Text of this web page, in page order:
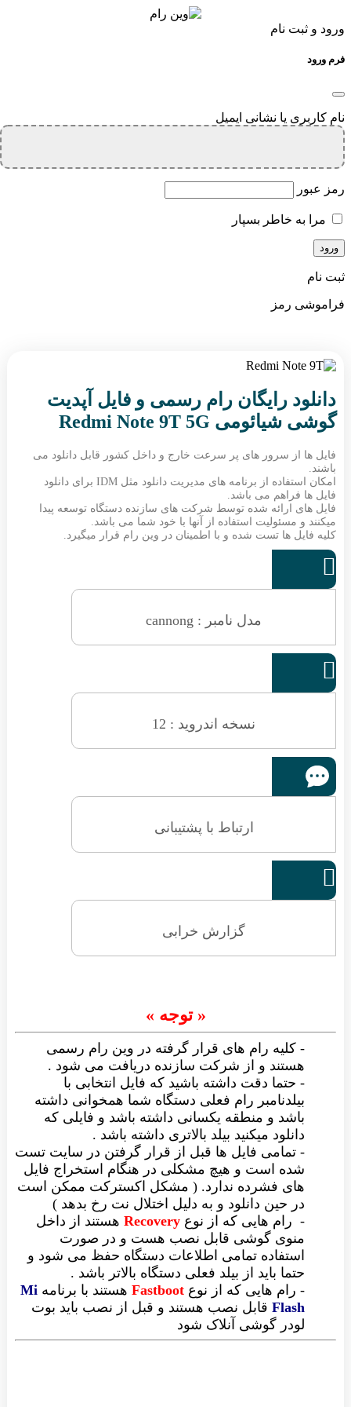
ورود و ثبت نام
فرم ورود
نام کاربری یا نشانی ایمیل
رمز عبور
مرا به خاطر بسپار
ثبت نام
فراموشی رمز
دانلود رایگان رام رسمی و فایل آپدیت
گوشی شیائومی Redmi Note 9T 5G
فایل ها از سرور های پر سرعت خارج و داخل کشور قابل دانلود می
باشند.
امکان استفاده از برنامه های مدیریت دانلود مثل IDM برای دانلود
فایل ها فراهم می باشد.
فایل های ارائه شده توسط شرکت های سازنده دستگاه توسعه پیدا
میکنند و مسئولیت استفاده از آنها با خود شما می باشد.
کلیه فایل ها تست شده و با اطمینان در وین رام قرار میگیرد.

مدل نامبر : cannong

نسخه اندروید : 12
ارتباط با پشتیبانی

گزارش خرابی
« توجه »
- کلیه رام های قرار گرفته در وین رام رسمی
هستند و از شرکت سازنده دریافت می شود .
- حتما دقت داشته باشید که فایل انتخابی با
بیلدنامبر رام فعلی دستگاه شما همخوانی داشته
باشد و منطقه یکسانی داشته باشد و فایلی که
دانلود میکنید بیلد بالاتری داشته باشد .
- تمامی فایل ها قبل از قرار گرفتن در سایت تست
شده است و هیچ مشکلی در هنگام استخراج فایل
های فشرده ندارد. ( مشکل اکسترکت ممکن است
در حین دانلود و به دلیل اختلال نت رخ بدهد )
- رام هایی که از نوع Recoveryهستند از داخل
منوی گوشی قابل نصب هست و در صورت
استفاده تمامی اطلاعات دستگاه حفظ می شود و
حتما باید از بیلد فعلی دستگاه بالاتر باشد .
- رام هایی که از نوع Fastbootهستند با برنامه Mi
Flashقابل نصب هستند و قبل از نصب باید بوت
لودر گوشی آنلاک شود